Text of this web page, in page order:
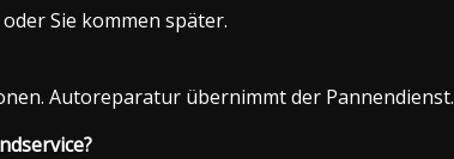
Sie kommen später.
Autoreparatur übernimmt der Pannendienst.